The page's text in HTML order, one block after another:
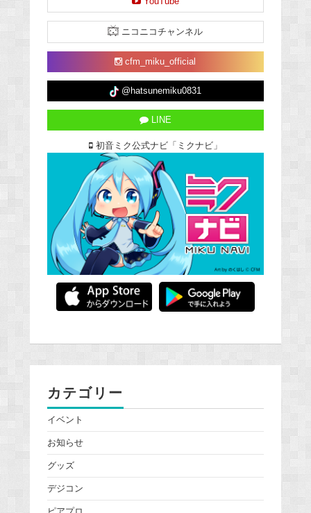
ニコニコチャンネル
cfm_miku_official
@hatsunemiku0831
LINE
初音ミク公式ナビ「ミクナビ」
カテゴリー
イベント
お知らせ
グッズ
デジコン